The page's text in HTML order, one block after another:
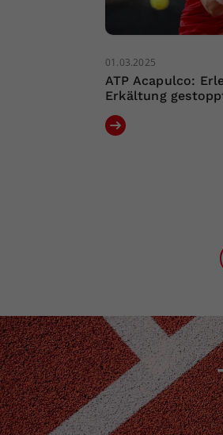
01.03.2025
ATP Acapulco:
Erkältung